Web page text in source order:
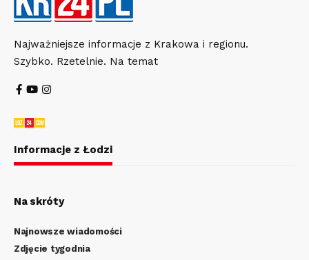
Najważniejsze informacje z Krakowa i regionu.
Szybko. Rzetelnie. Na temat
Informacje z Łodzi
Na skróty
Najnowsze wiadomości
Zdjęcie tygodnia